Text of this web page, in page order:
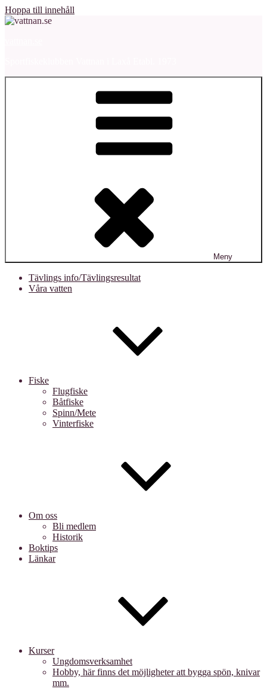
Hoppa till innehåll
Meny
Tävlings info/Tävlingsresultat
Våra vatten
Fiske
Flugfiske
Båtfiske
Spinn/Mete
Vinterfiske
Om oss
Bli medlem
Historik
Boktips
Länkar
Kurser
Ungdomsverksamhet
Hobby, här finns det möjligheter att bygga spön, knivar
mm.